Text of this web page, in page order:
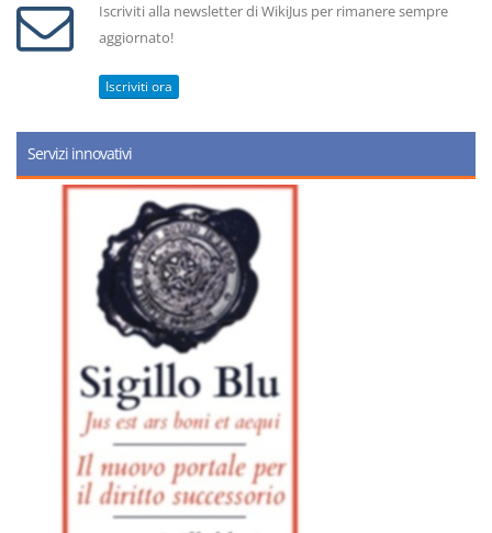
Iscriviti alla newsletter di WikiJus per rimanere sempre
aggiornato!
Iscriviti ora
Servizi innovativi